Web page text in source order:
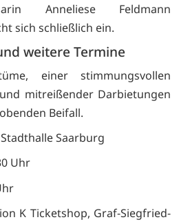
Anneliese Feldmann
sich schließlich ein.
weitere Termine
einer stimmungsvollen
mitreißender Darbietungen
Beifall.
Saarburg
Uhr
K Ticketshop, Graf-Siegfried-